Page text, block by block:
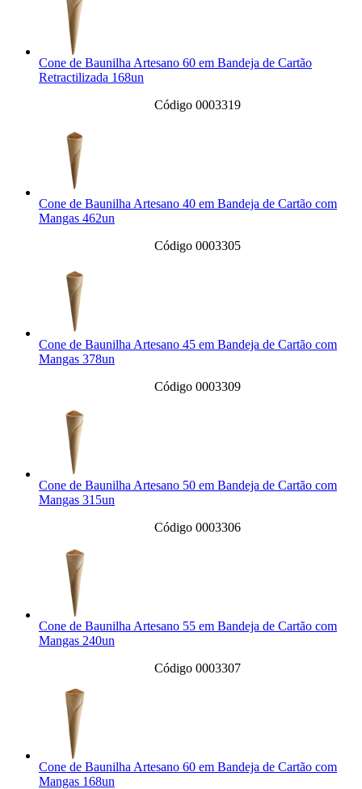
Cone de Baunilha Artesano 60 em Bandeja de Cartão
Retractilizada 168un
Código 0003319
Cone de Baunilha Artesano 40 em Bandeja de Cartão com
Mangas 462un
Código 0003305
Cone de Baunilha Artesano 45 em Bandeja de Cartão com
Mangas 378un
Código 0003309
Cone de Baunilha Artesano 50 em Bandeja de Cartão com
Mangas 315un
Código 0003306
Cone de Baunilha Artesano 55 em Bandeja de Cartão com
Mangas 240un
Código 0003307
Cone de Baunilha Artesano 60 em Bandeja de Cartão com
Mangas 168un